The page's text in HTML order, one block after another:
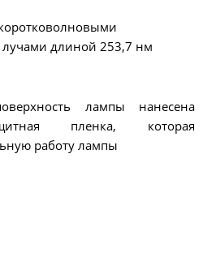
длиной 253,7 нм
лампы нанесена
пленка, которая
работу лампы